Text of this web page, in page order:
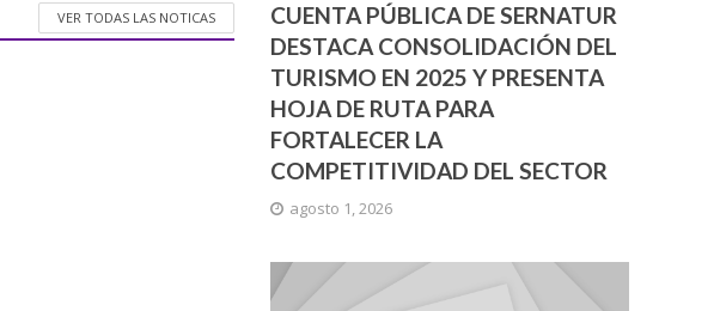
VER TODAS LAS NOTICAS
CUENTA PÚBLICA DE SERNATUR
DESTACA CONSOLIDACIÓN DEL
TURISMO EN 2025 Y PRESENTA
HOJA DE RUTA PARA
FORTALECER LA
COMPETITIVIDAD DEL SECTOR
agosto 1, 2026